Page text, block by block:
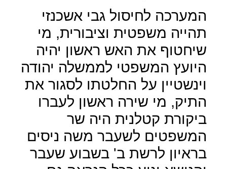
המערכה לחיסול גבי אשכנזי
תהייה משפטית וציבורית, מי
שיחטוף את האש ראשון יהיה
היועץ המשפטי לממשלה יהודה
וינשטיין על החלטתו לסגור את
התיק, מי שירה ראשון לעברו
ביקורת קטלנית היה שר
המשפטים לשעבר משה ניסים
בראיון לרשת ב' בשבוע שעבר